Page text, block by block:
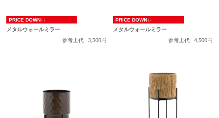
PRICE DOWN↓↓
メタルウォールミラー
参考上代
3,500円
PRICE DOWN↓↓
メタルウォールミラー
参考上代
4,500円